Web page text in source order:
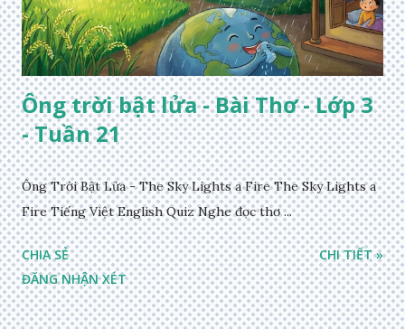
Ông trời bật lửa - Bài Thơ - Lớp 3
- Tuần 21
Ông Trời Bật Lửa - The Sky Lights a Fire The Sky Lights a
Fire Tiếng Việt English Quiz Nghe đọc thơ ...
CHIA SẺ
ĐĂNG NHẬN XÉT
CHI TIẾT »